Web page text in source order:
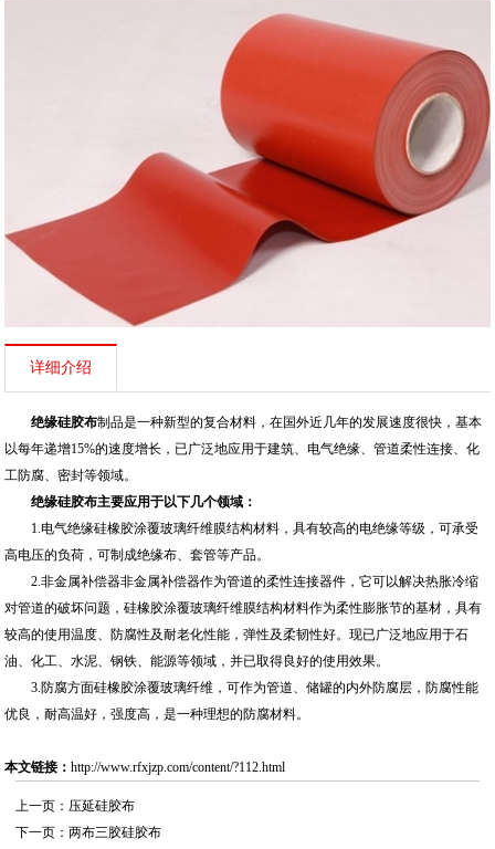
详细介绍
绝缘硅胶布制品是一种新型的复合材料，在国外近几年的发展速度很快，基本
以每年递增15%的速度增长，已广泛地应用于建筑、电气绝缘、管道柔性连接、化
工防腐、密封等领域。
绝缘硅胶布主要应用于以下几个领域：
1.电气绝缘硅橡胶涂覆玻璃纤维膜结构材料，具有较高的电绝缘等级，可承受
高电压的负荷，可制成绝缘布、套管等产品。
2.非金属补偿器非金属补偿器作为管道的柔性连接器件，它可以解决热胀冷缩
对管道的破坏问题，硅橡胶涂覆玻璃纤维膜结构材料作为柔性膨胀节的基材，具有
较高的使用温度、防腐性及耐老化性能，弹性及柔韧性好。现已广泛地应用于石
油、化工、水泥、钢铁、能源等领域，并已取得良好的使用效果。
3.防腐方面硅橡胶涂覆玻璃纤维，可作为管道、储罐的内外防腐层，防腐性能
优良，耐高温好，强度高，是一种理想的防腐材料。
本文链接：http://www.rfxjzp.com/content/?112.html
上一页： 压延硅胶布
下一页：两布三胶硅胶布